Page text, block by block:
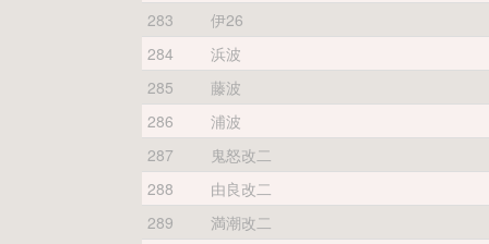
283
伊26
284
浜波
285
藤波
286
浦波
287
鬼怒改二
288
由良改二
289
満潮改二